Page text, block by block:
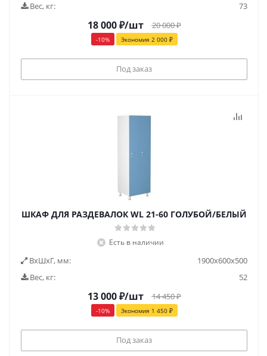
Вес, кг:
73
18 000₽/шт 20 000₽
-10% Экономия 2 000₽
Под заказ
ШКАФ ДЛЯ РАЗДЕВАЛОК WL 21-60 ГОЛУБОЙ/БЕЛЫЙ
Есть в наличии
ВxШxГ, мм:
1900x600x500
Вес, кг:
52
13 000₽/шт 14 450₽
-10% Экономия 1 450₽
Под заказ